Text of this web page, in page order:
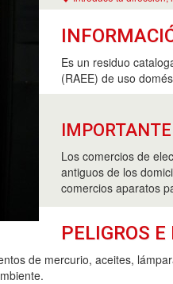
Es un residuo
(RAEE) de uso
IMPORTANTE
Los comercios de
antiguos de los
comercios aparatos
PELIGROS
de mercurio, aceites,